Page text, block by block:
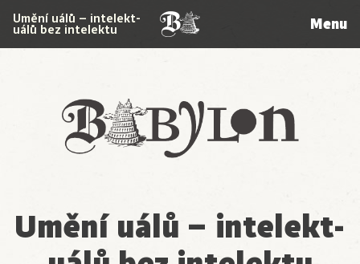
Babylon
Umění uálů – intelekt-
uálů bez intelektu Menu
Umění uálů – intelekt-